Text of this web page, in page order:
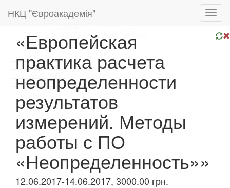
НКЦ "Євроакадемія"
«Европейская
практика расчета
неопределенности
результатов
измерений. Методы
работы с ПО
«Неопределенность»»
12.06.2017-14.06.2017, 3000.00 грн.